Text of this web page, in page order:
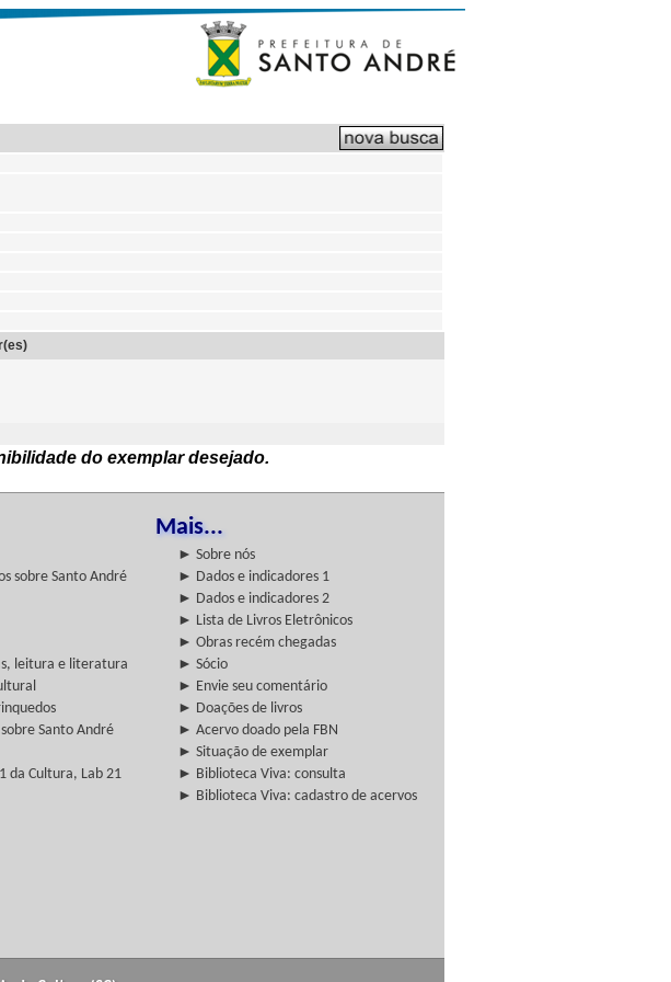
do exemplar desejado.
Mais...
► Sobre nós
sobre Santo André
► Dados e indicadores 1
► Dados e indicadores 2
► Lista de Livros Eletrônicos
► Obras recém chegadas
leitura e literatura
► Sócio
► Envie seu comentário
► Doações de livros
Santo André
► Acervo doado pela FBN
► Situação de exemplar
da Cultura, Lab 21
► Biblioteca Viva: consulta
► Biblioteca Viva: cadastro de acervos